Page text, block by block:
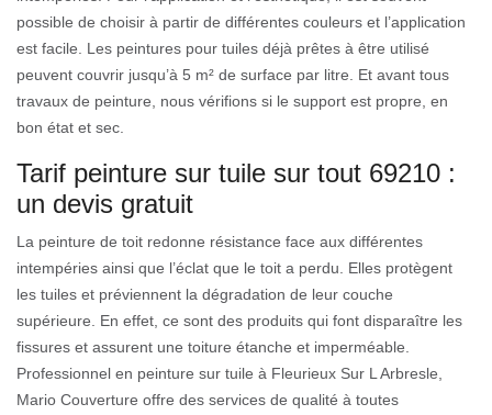
possible de choisir à partir de différentes couleurs et l’application
est facile. Les peintures pour tuiles déjà prêtes à être utilisé
peuvent couvrir jusqu’à 5 m² de surface par litre. Et avant tous
travaux de peinture, nous vérifions si le support est propre, en
bon état et sec.
Tarif peinture sur tuile sur tout 69210 :
un devis gratuit
La peinture de toit redonne résistance face aux différentes
intempéries ainsi que l’éclat que le toit a perdu. Elles protègent
les tuiles et préviennent la dégradation de leur couche
supérieure. En effet, ce sont des produits qui font disparaître les
fissures et assurent une toiture étanche et imperméable.
Professionnel en peinture sur tuile à Fleurieux Sur L Arbresle,
Mario Couverture offre des services de qualité à toutes